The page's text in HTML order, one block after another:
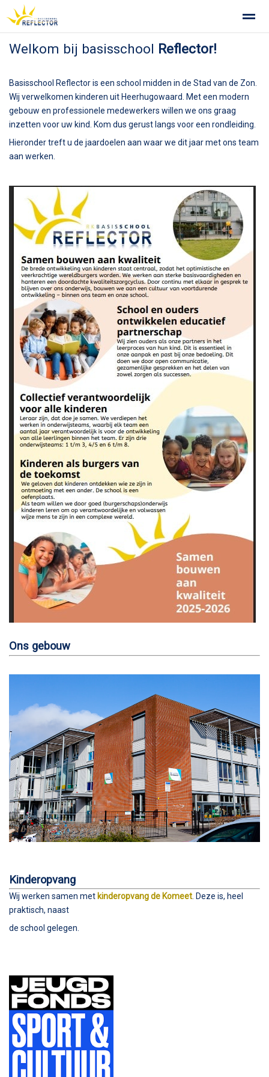
Privacy op school Gemeenschappelijke
Home Zoeken Foto's
Welkom bij basisschool Reflector!
Basisschool Reflector is een school midden in de Stad van de Zon.
Wij verwelkomen kinderen uit Heerhugowaard. Met een modern
gebouw en professionele medewerkers willen we ons graag
inzetten voor uw kind. Kom dus gerust langs voor een rondleiding.
Hieronder treft u de jaardoelen aan waar we dit jaar met ons team
aan werken.
Ons gebouw
Kinderopvang
Wij werken samen met kinderopvang de Komeet. Deze is, heel
praktisch, naast
de school gelegen.